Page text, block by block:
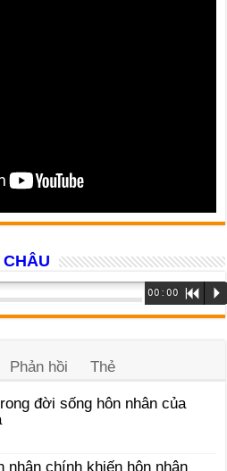
00:00 R P
Phản hồi Thẻ
đời sống hôn nhân của
nhân chính khiến hôn nhân